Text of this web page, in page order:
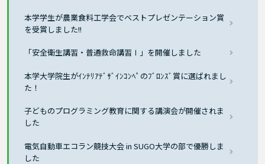
本学学生が農業食料工学会でベストプレゼンテーション賞
を受賞しました!!
「安全衛生講習・普通救命講習Ⅰ」を開催しました
本学大学院生がｲﾝﾃﾘｱﾃﾞｻﾞｲﾝｺﾝﾍﾟのﾌﾞﾛﾝｽﾞ賞に選ばれまし
た！
子どものプログラミング教育に関する講演会が開催されま
した
電気自動車エコラン競技大会 in SUGO大学の部で優勝しま
した